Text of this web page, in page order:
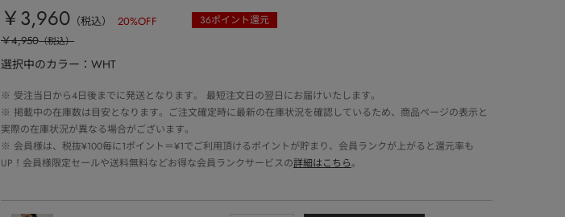
￥3,960 （税込） 20%OFF 36ポイント還元
￥4,950（税込）
選択中のカラー：WHT
※ 受注当日から4日後までに発送となります。 最短注文日の翌日にお届けいたします。
※ 掲載中の在庫数は目安となります。ご注文確定時に最新の在庫状況を確認しているため、商品ページの表示と
実際の在庫状況が異なる場合がございます。
※ 会員様は、税抜¥100毎に1ポイント＝¥1でご利用頂けるポイントが貯まり、会員ランクが上がると還元率も
UP！会員様限定セールや送料無料などお得な会員ランクサービスの詳細はこちら。